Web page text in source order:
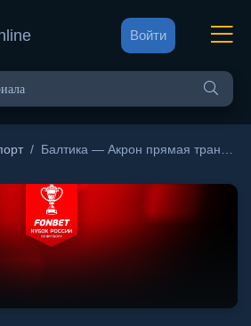
Войти
/ Балтика — Акрон прямая трансляция 1 октября 2025